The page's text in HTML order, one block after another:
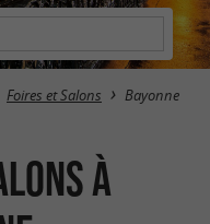
Foires et Salons Bayonne
à